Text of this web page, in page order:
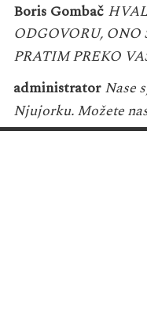
Boris Gombač
ODGOVORU, ONO
PRATIM PREKO
administrator Nase
Njujorku. Možete